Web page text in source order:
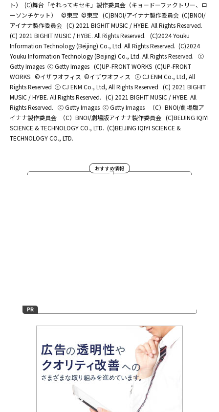
ト）
(C)舞台「それってキセキ」製作委員会（キョードーファクトリー、ロ
ーソンチケット）
©東宝 ©東宝 (C)BNOI/アイナナ製作委員会 (C)BNOI/
アイナナ製作委員会 (C) 2021 BIGHIT MUSIC / HYBE. All Rights Reserved.
(C) 2021 BIGHIT MUSIC / HYBE. All Rights Reserved. (C)2024 Youku
Information Technology (Beijing) Co., Ltd. All Rights Reserved. (C)2024
Youku Information Technology (Beijing) Co., Ltd. All Rights Reserved. ⓒ
Getty Images ⓒ Getty Images (C)UP-FRONT WORKS (C)UP-FRONT
WORKS ©イザワオフィス ©イザワオフィス
ⓒ CJ ENM Co., Ltd, All
Rights Reserved ⓒ CJ ENM Co., Ltd, All Rights Reserved (C) 2021 BIGHIT
MUSIC / HYBE. All Rights Reserved. (C) 2021 BIGHIT MUSIC / HYBE. All
Rights Reserved. ⓒ Getty Images ⓒ Getty Images
（C）BNOI/劇場版ア
イナナ製作委員会
（C）BNOI/劇場版アイナナ製作委員会 (C)BEIJING IQIYI
SCIENCE & TECHNOLOGY CO., LTD. (C)BEIJING IQIYI SCIENCE &
TECHNOLOGY CO., LTD.
おすすめ情報